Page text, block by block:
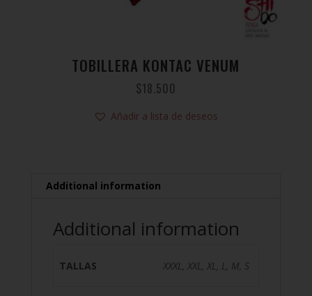
TOBILLERA KONTAC VENUM
$18.500
Añadir a lista de deseos
Additional information
Additional information
TALLAS XXXL, XXL, XL, L, M, S